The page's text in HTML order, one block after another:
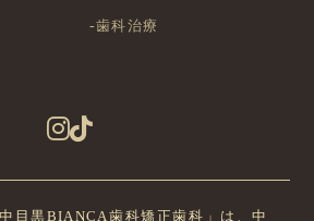
歯科治療
目黒BIANCA歯科矯正歯科」は、中